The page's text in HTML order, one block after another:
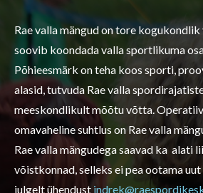
Rae valla mängud on tore
soovib koondada valla sportlikuma
Põhieesmärk on teha koos sporti,
alasid, tutvuda Rae valla
meeskondlikult mõõtu võtta.
omavaheline suhtlus on Rae valla
Rae valla mängudega saavad ka alati
võistkonnad, selleks ei pea ootama
julgelt ühendust